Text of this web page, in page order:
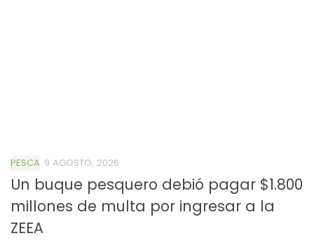
PESCA 9 AGOSTO, 2026
Un buque pesquero debió pagar $1.800
millones de multa por ingresar a la
ZEEA